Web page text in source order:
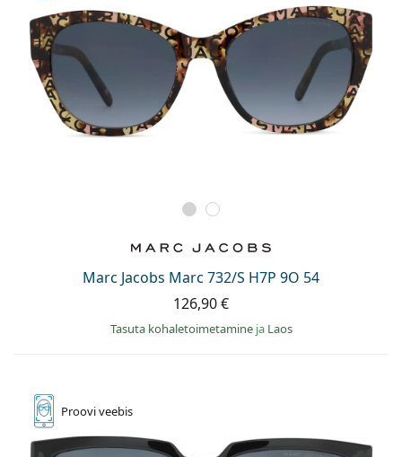
Marc Jacobs Marc 732/S H7P 9O 54
126,90 €
Tasuta kohaletoimetamine ja Laos
Prooviveebis